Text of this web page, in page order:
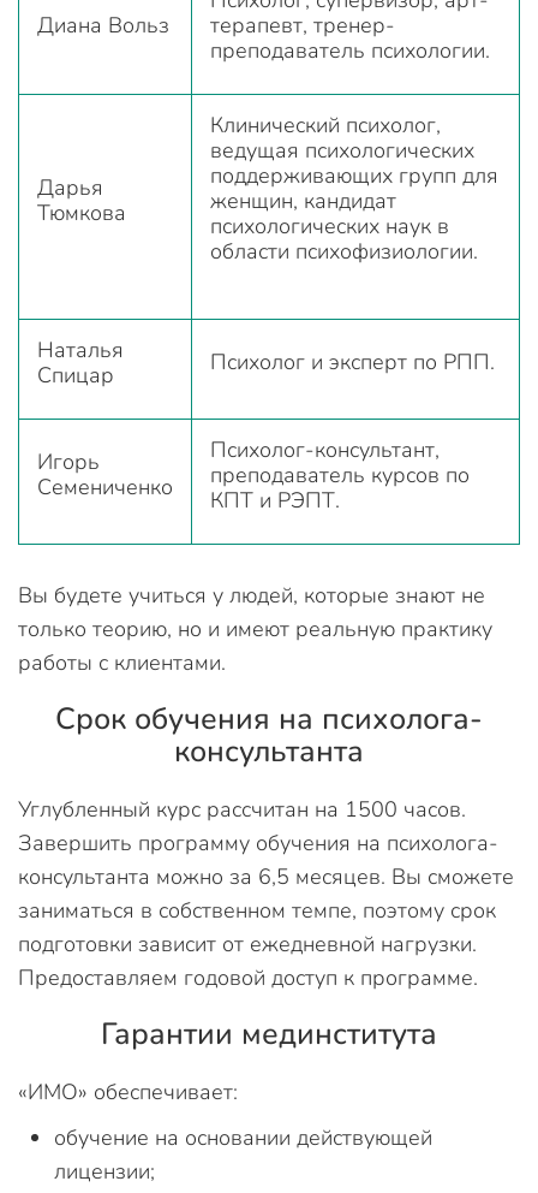
Диана Вольз
терапевт, тренер-
преподаватель психологии.
Дарья
Тюмкова
Клинический психолог,
ведущая психологических
поддерживающих групп для
женщин, кандидат
психологических наук в
области психофизиологии.
Наталья
Спицар
Психолог и эксперт по РПП.
Игорь
Семениченко
Психолог-консультант,
преподаватель курсов по
КПТ и РЭПТ.
Вы будете учиться у людей, которые знают не
только теорию, но и имеют реальную практику
работы с клиентами.
Срок обучения на психолога-
консультанта
Углубленный курс рассчитан на 1500 часов.
Завершить программу обучения на психолога-
консультанта можно за 6,5 месяцев. Вы сможете
заниматься в собственном темпе, поэтому срок
подготовки зависит от ежедневной нагрузки.
Предоставляем годовой доступ к программе.
Гарантии мединститута
«ИМО» обеспечивает:
обучение на основании действующей
лицензии;